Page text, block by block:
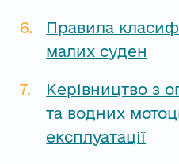
Правила
малих суден
Керівництво з
та водних
експлуатації